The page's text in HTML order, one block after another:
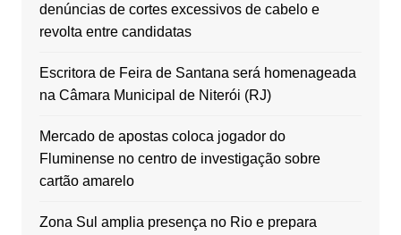
denúncias de cortes excessivos de cabelo e
revolta entre candidatas
Escritora de Feira de Santana será homenageada
na Câmara Municipal de Niterói (RJ)
Mercado de apostas coloca jogador do
Fluminense no centro de investigação sobre
cartão amarelo
Zona Sul amplia presença no Rio e prepara